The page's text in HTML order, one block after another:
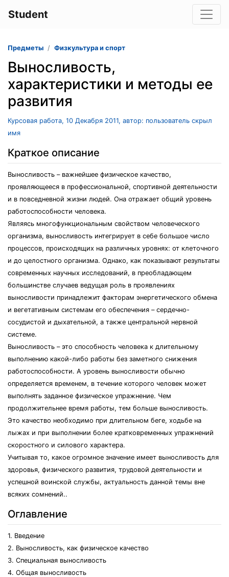
Student
Предметы Физкультура и спорт
Выносливость,
характеристики и методы ее
развития
Курсовая работа, 10 Декабря 2011, автор: пользователь скрыл
имя
Краткое описание
Выносливость – важнейшее физическое качество,
проявляющееся в профессиональной, спортивной деятельности
и в повседневной жизни людей. Она отражает общий уровень
работоспособности человека.
Являясь многофункциональным свойством человеческого
организма, выносливость интегрирует в себе большое число
процессов, происходящих на различных уровнях: от клеточного
и до целостного организма. Однако, как показывают результаты
современных научных исследований, в преобладающем
большинстве случаев ведущая роль в проявлениях
выносливости принадлежит факторам энергетического обмена
и вегетативным системам его обеспечения – сердечно-
сосудистой и дыхательной, а также центральной нервной
системе.
Выносливость – это способность человека к длительному
выполнению какой-либо работы без заметного снижения
работоспособности. А уровень выносливости обычно
определяется временем, в течение которого человек может
выполнять заданное физическое упражнение. Чем
продолжительнее время работы, тем больше выносливость.
Это качество необходимо при длительном беге, ходьбе на
лыжах и при выполнении более кратковременных упражнений
скоростного и силового характера.
Учитывая то, какое огромное значение имеет выносливость для
здоровья, физического развития, трудовой деятельности и
успешной воинской службы, актуальность данной темы вне
всяких сомнений..
Оглавление
1. Введение
2. Выносливость, как физическое качество
3. Специальная выносливость
4. Общая выносливость